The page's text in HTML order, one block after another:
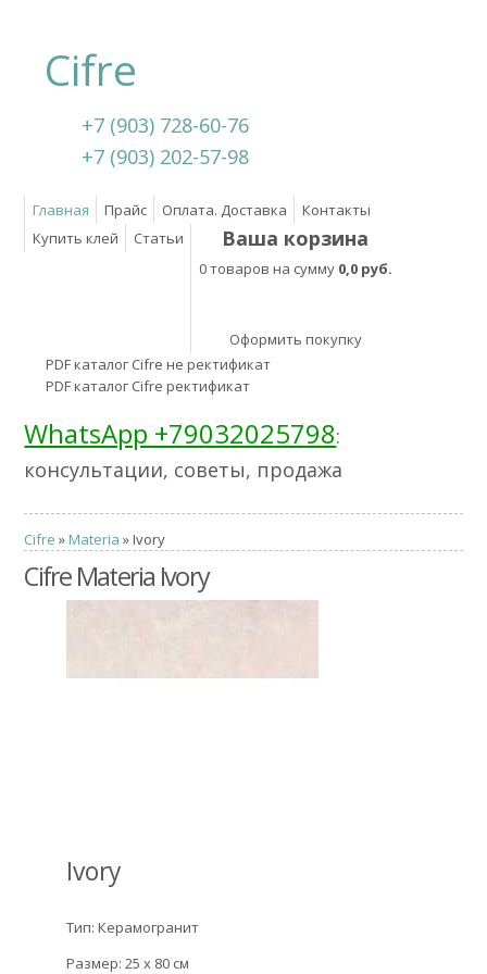
Cifre
+7 (903) 728-60-76
+7 (903) 202-57-98
Главная Прайс Оплата. Доставка
Контакты
Купить клей
Статьи Ваша корзина
0 товаров на сумму 0,0 руб.
Оформить покупку
PDF каталог Cifre не ректификат
PDF каталог Cifre ректификат
WhatsApp +79032025798:
консультации, советы, продажа
Cifre » Materia » Ivory
Cifre Materia Ivory
Ivory
Тип: Керамогранит
Размер: 25 x 80 см